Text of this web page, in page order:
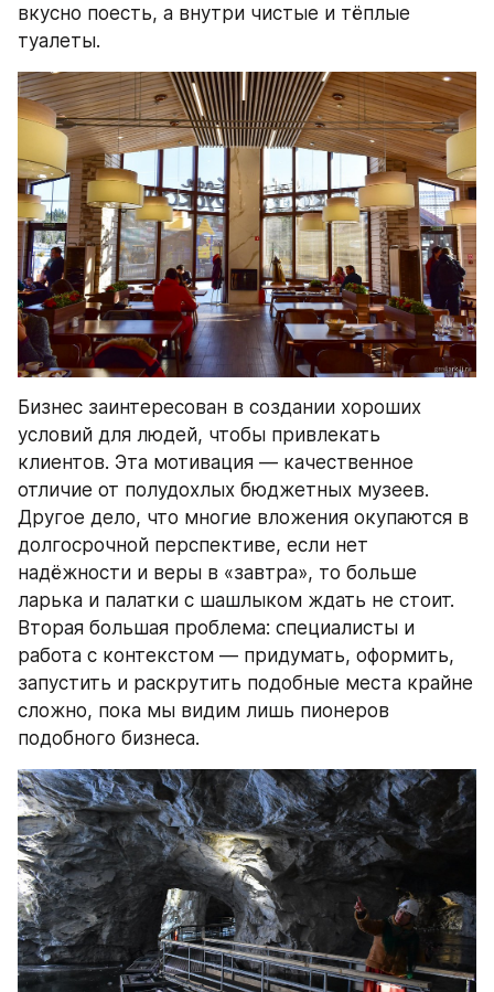
вкусно поесть, а внутри чистые и тёплые
туалеты.
Бизнес заинтересован в создании хороших
условий для людей, чтобы привлекать
клиентов. Эта мотивация — качественное
отличие от полудохлых бюджетных музеев.
Другое дело, что многие вложения окупаются в
долгосрочной перспективе, если нет
надёжности и веры в «завтра», то больше
ларька и палатки с шашлыком ждать не стоит.
Вторая большая проблема: специалисты и
работа с контекстом — придумать, оформить,
запустить и раскрутить подобные места крайне
сложно, пока мы видим лишь пионеров
подобного бизнеса.